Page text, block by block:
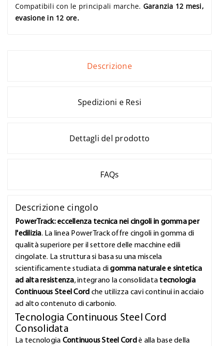
Compatibili con le principali marche. Garanzia 12 mesi,
evasione in 12 ore.
Descrizione
Spedizioni e Resi
Dettagli del prodotto
FAQs
Descrizione cingolo
PowerTrack: eccellenza tecnica nei cingoli in gomma per
l'edilizia. La linea PowerTrack offre cingoli in gomma di
qualità superiore per il settore delle macchine edili
cingolate. La struttura si basa su una miscela
scientificamente studiata digomma naturale e sintetica
ad alta resistenza, integrano la consolidata tecnologia
Continuous Steel Cord che utilizza cavi continui in acciaio
ad alto contenuto di carbonio.
Tecnologia Continuous Steel Cord
Consolidata
La tecnologia Continuous Steel Cord è alla base della